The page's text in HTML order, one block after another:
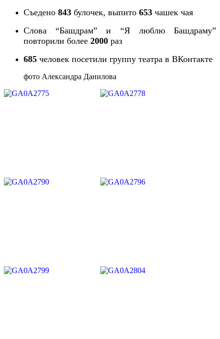
Съедено 843 булочек, выпито 653 чашек чая
Слова “Башдрам” и “Я люблю Башдраму”
повторили более 2000 раз
685 человек посетили группу театра в ВКонтакте
фото Александра Данилова